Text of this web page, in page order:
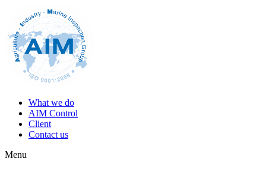
What we do
AIM Control
Client
Contact us
Menu